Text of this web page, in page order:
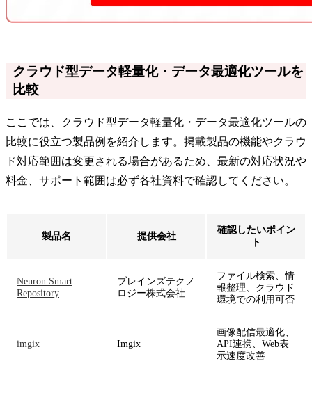
クラウド型データ軽量化・データ最適化ツールを
比較
ここでは、クラウド型データ軽量化・データ最適化ツールの
比較に役立つ製品例を紹介します。掲載製品の機能やクラウ
ド対応範囲は変更される場合があるため、最新の対応状況や
料金、サポート範囲は必ず各社資料で確認してください。
製品名 提供会社
確認したいポイン
ト
Neuron Smart
Repository
ブレインズテクノ
ロジー株式会社
ファイル検索、情
報整理、クラウド
環境での利用可否
imgix Imgix
画像配信最適化、
API連携、Web表
示速度改善